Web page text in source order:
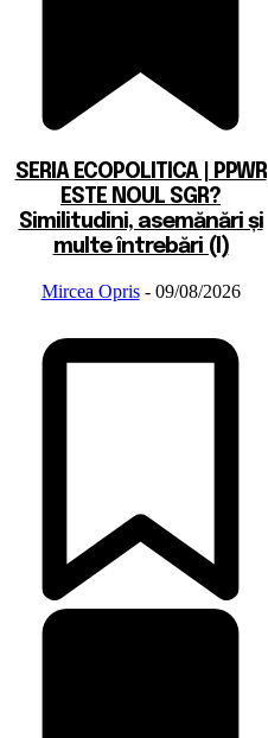
SERIA ECOPOLITICA | PPWR
ESTE NOUL SGR?
Similitudini, asemănări și
multe întrebări (I)
Mircea Opris - 09/08/2026